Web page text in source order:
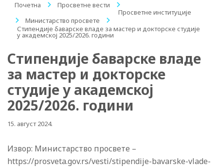
Почетна / Просветне вести
/
Просветне институције
/
Министарство просвете
/
Стипендије баварске владе за мастер и докторске студије
у академској 2025/2026. години
Стипендије баварске владе
за мастер и докторске
студије у академској
2025/2026. години
15. август 2024.
Извор: Министарство просвете –
https://prosveta.gov.rs/vesti/stipendije-bavarske-vlade-